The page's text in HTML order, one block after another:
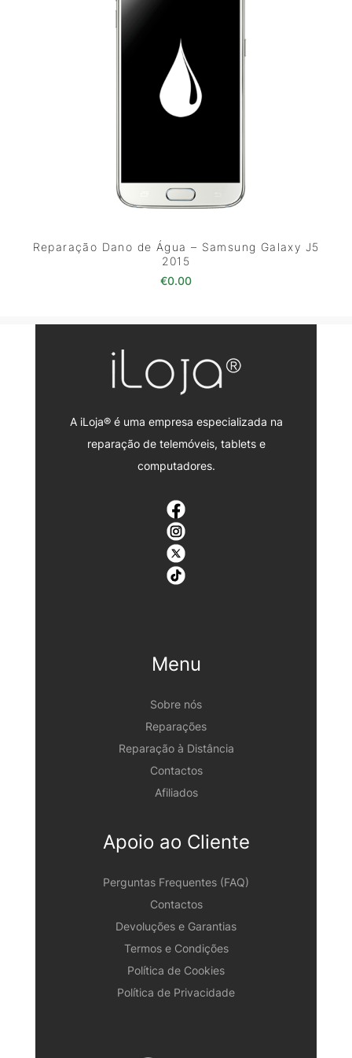
Reparação Dano de Água – Samsung Galaxy J5
2015
€0.00
A iLoja® é uma empresa especializada na
reparação de telemóveis, tablets e
computadores.
Menu
Sobre nós
Reparações
Reparação à Distância
Contactos
Afiliados
Apoio ao Cliente
Perguntas Frequentes (FAQ)
Contactos
Devoluções e Garantias
Termos e Condições
Política de Cookies
Política de Privacidade